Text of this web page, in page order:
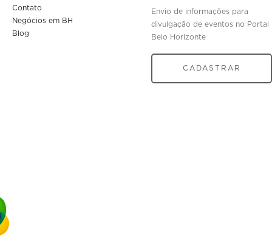
Contato
Negócios em BH
Blog
Envio de informações para
divulgação de eventos no Portal
Belo Horizonte
CADASTRAR